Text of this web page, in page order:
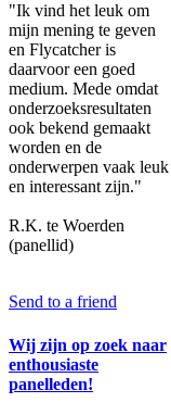
"Ik vind het leuk om
mijn mening te geven
en Flycatcher is
daarvoor een goed
medium. Mede omdat
onderzoeksresultaten
ook bekend gemaakt
worden en de
onderwerpen vaak leuk
en interessant zijn."
R.K. te Woerden
(panellid)
Send to a friend
Wij zijn op zoek naar
enthousiaste
panelleden!